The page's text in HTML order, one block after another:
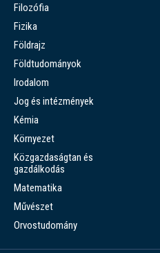
Filozófia
Fizika
Földrajz
Földtudományok
Irodalom
Jog és intézmények
Kémia
Környezet
Közgazdaságtan és
gazdálkodás
Matematika
Művészet
Orvostudomány